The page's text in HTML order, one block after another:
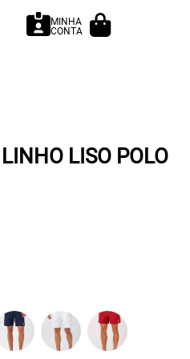
MINHA
CONTA
LISO POLO